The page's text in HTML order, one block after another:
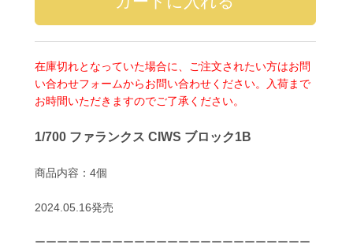
在庫切れとなっていた場合に、ご注文されたい方はお問
い合わせフォームからお問い合わせください。入荷まで
お時間いただきますのでご了承ください。
1/700 ファランクス CIWS ブロック1B
商品内容：4個
2024.05.16発売
ーーーーーーーーーーーーーーーーーーーーーーーーー